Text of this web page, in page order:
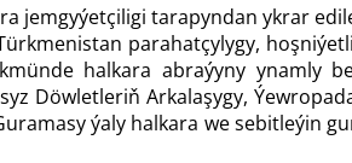
jemgyýetçiligi tarapyndan ykrar
parahatçylygy,
halkara abraýyny ynamly
Döwletleriň Arkalaşygy,
ýaly halkara we sebitleýin